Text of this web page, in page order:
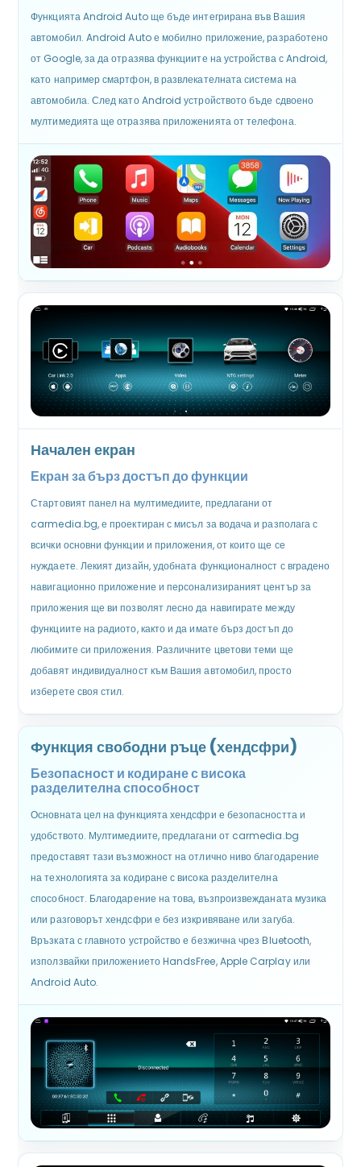
Функцията Android Auto ще бъде интегрирана във Вашия
автомобил. Android Auto е мобилно приложение, разработено
от Google, за да отразява функциите на устройства с Android,
като например смартфон, в развлекателната система на
автомобила. След като Android устройството бъде сдвоено
мултимедията ще отразява приложенията от телефона.
Начален екран
Екран за бърз достъп до функции
Стартовият панел на мултимедиите, предлагани от
carmedia.bg, е проектиран с мисъл за водача и разполага с
всички основни функции и приложения, от които ще се
нуждаете. Лекият дизайн, удобната функционалност с вградено
навигационно приложение и персонализираният център за
приложения ще ви позволят лесно да навигирате между
функциите на радиото, както и да имате бърз достъп до
любимите си приложения. Различните цветови теми ще
добавят индивидуалност към Вашия автомобил, просто
изберете своя стил.
Функция свободни ръце (хендсфри)
Безопасност и кодиране с висока
разделителна способност
Основната цел на функцията хендсфри е безопасността и
удобството. Мултимедиите, предлагани от carmedia.bg
предоставят тази възможност на отлично ниво благодарение
на технологията за кодиране с висока разделителна
способност. Благодарение на това, възпроизвежданата музика
или разговорът хендсфри е без изкривяване или загуба.
Връзката с главното устройство е безжична чрез Bluetooth,
използвайки приложението HandsFree, Apple Carplay или
Android Auto.